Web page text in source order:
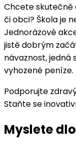
Chcete skutečně
či obci? Škola je
Jednorázové
jistě dobrým
návaznost, jedná
vyhozené peníze.
Podporujte
Staňte se
Myslete